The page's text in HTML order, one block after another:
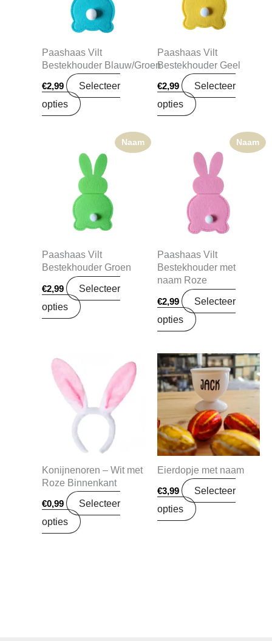
Paashaas Vilt
Bestekhouder Blauw/Groen
€2,99
Selecteer
opties
Paashaas Vilt
Bestekhouder Geel
€2,99
Selecteer
opties
Naam
Paashaas Vilt
Bestekhouder Groen
€2,99
Selecteer
opties
Naam
Paashaas Vilt
Bestekhouder met
naam Roze
€2,99
Selecteer
opties
Konijnenoren – Wit met
Roze Binnenkant
€0,99
Selecteer
opties
Eierdopje met naam
€3,99
Selecteer
opties